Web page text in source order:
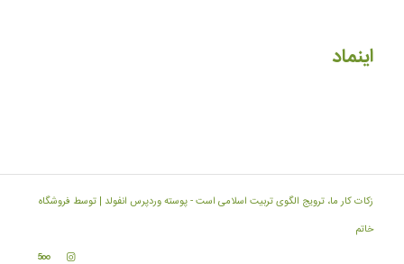
اینماد
زکات کار ما، ترویج الگوی تربیت اسلامی است -پوسته وردپرس انفولد | توسط فروشگاه
خاتم